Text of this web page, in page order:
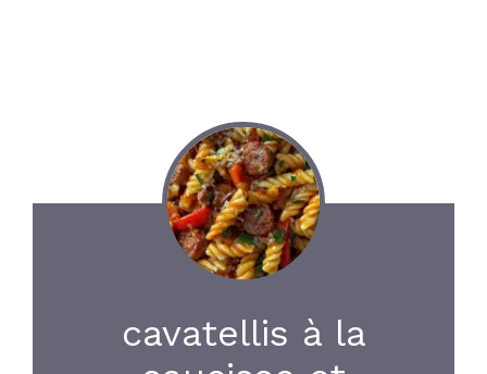
cavatellis à la